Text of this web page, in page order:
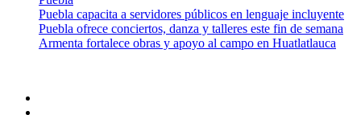
Puebla capacita a servidores públicos en lenguaje incluyente
Puebla ofrece conciertos, danza y talleres este fin de semana
Armenta fortalece obras y apoyo al campo en Huatlatlauca